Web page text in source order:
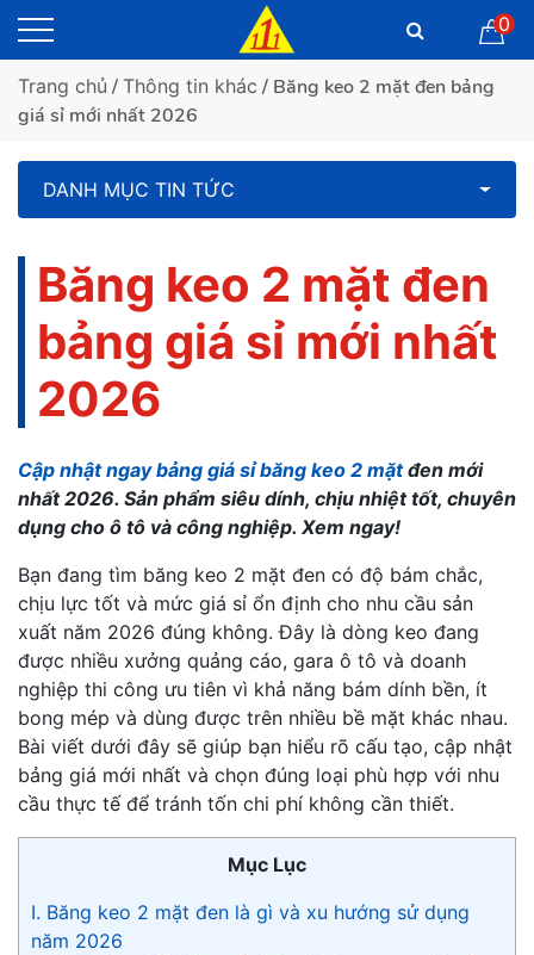
0
Trang chủ / Thông tin khác / Băng keo 2 mặt đen bảng
giá sỉ mới nhất 2026
DANH MỤC TIN TỨC
Băng keo 2 mặt đen
bảng giá sỉ mới nhất
2026
Cập nhật ngay bảng giá sỉ băng keo 2 mặtđen mới
nhất 2026. Sản phẩm siêu dính, chịu nhiệt tốt, chuyên
dụng cho ô tô và công nghiệp. Xem ngay!
Bạn đang tìm băng keo 2 mặt đen có độ bám chắc,
chịu lực tốt và mức giá sỉ ổn định cho nhu cầu sản
xuất năm 2026 đúng không. Đây là dòng keo đang
được nhiều xưởng quảng cáo, gara ô tô và doanh
nghiệp thi công ưu tiên vì khả năng bám dính bền, ít
bong mép và dùng được trên nhiều bề mặt khác nhau.
Bài viết dưới đây sẽ giúp bạn hiểu rõ cấu tạo, cập nhật
bảng giá mới nhất và chọn đúng loại phù hợp với nhu
cầu thực tế để tránh tốn chi phí không cần thiết.
Mục Lục
I. Băng keo 2 mặt đen là gì và xu hướng sử dụng
năm 2026